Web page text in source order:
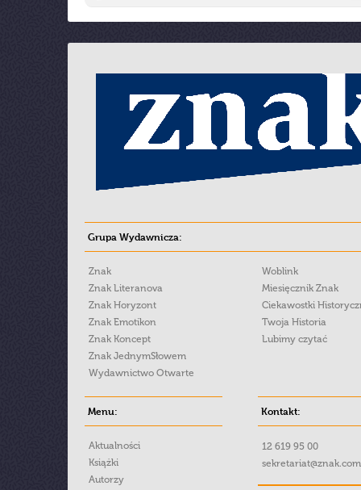
Grupa Wydawnicza:
Znak
Znak Literanova
Znak Horyzont
Znak Emotikon
Znak Koncept
Znak JednymSłowem
Wydawnictwo Otwarte
Woblink
Miesięcznik Znak
Ciekawostki
Twoja Historia
Lubimy czytać
Menu:
Aktualności
Książki
Autorzy
Kontakt:
12 619 95 00